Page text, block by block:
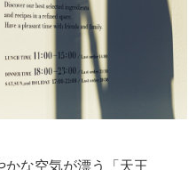
な空気が漂う「天王